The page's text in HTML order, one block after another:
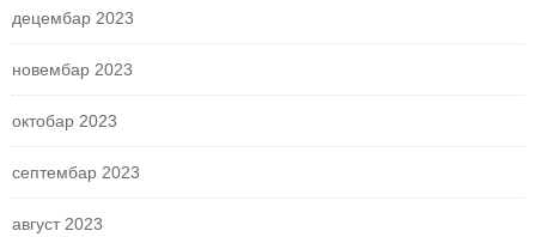
децембар 2023
новембар 2023
октобар 2023
септембар 2023
август 2023